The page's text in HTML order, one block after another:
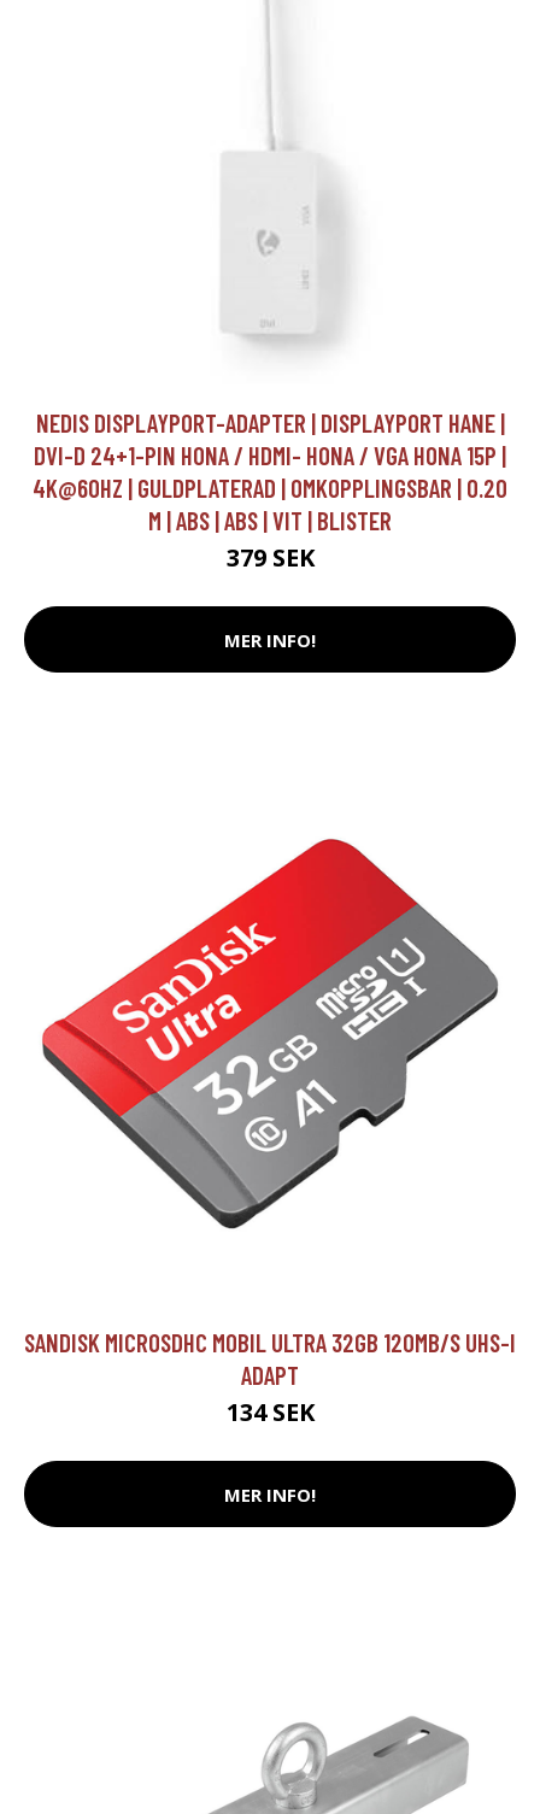
NEDIS DISPLAYPORT-ADAPTER | DISPLAYPORT HANE |
DVI-D 24+1-PIN HONA / HDMI- HONA / VGA HONA 15P |
4K@60HZ | GULDPLATERAD | OMKOPPLINGSBAR | 0.20
M | ABS | ABS | VIT | BLISTER
379 SEK
MER INFO!
SANDISK MICROSDHC MOBIL ULTRA 32GB 120MB/S UHS-I
ADAPT
134 SEK
MER INFO!